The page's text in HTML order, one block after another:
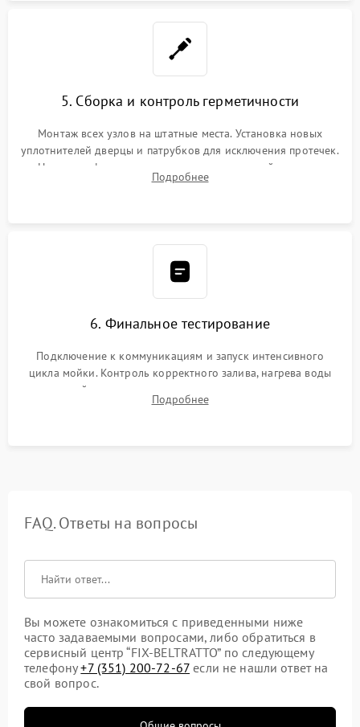
5. Сборка и контроль герметичности
Монтаж всех узлов на штатные места. Установка новых
уплотнителей дверцы и патрубков для исключения протечек.
Надежная фиксация хомутов гидравлической системы,
сборка корпуса и установка датчика поплавка.
Подробнее
6. Финальное тестирование
Подключение к коммуникациям и запуск интенсивного
цикла мойки. Контроль корректного залива, нагрева воды
до нужной температуры, отсутствия посторонних шумов,
штатного слива и абсолютной сухости в поддоне.
Подробнее
FAQ. Ответы на вопросы
Вы можете ознакомиться с приведенными ниже
часто задаваемыми вопросами, либо обратиться в
сервисный центр “FIX-BELTRATTO” по следующему
телефону+7 (351) 200-72-67 если не нашли ответ на
свой вопрос.